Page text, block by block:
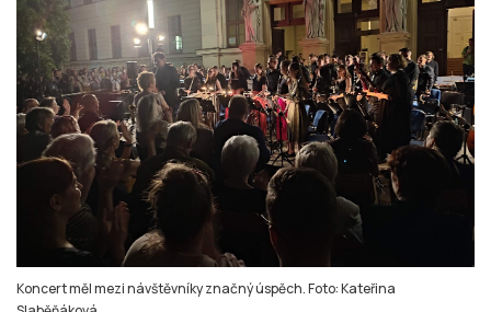
Koncert měl mezi návštěvníky značný úspěch. Foto: Kateřina